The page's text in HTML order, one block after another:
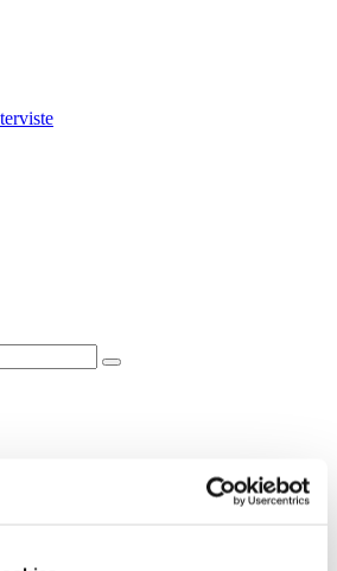
via "Itinerari d'autore"
turistica che valorizza